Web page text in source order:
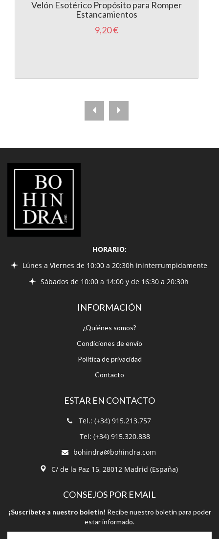
Velón Esotérico Propósito para Romper
Estancamientos
9,20 €
LIBRERÍA
BOHINDRA
HORARIO:
Lúnes a Viernes de 10:00 a 20:30h ininterrumpidamente
Sábados de 10:00 a 14:00 y de 16:30 a 20:30h
INFORMACIÓN
¿Quiénes somos?
Condiciones de envío
Política de privacidad
Contacto
ESTAR EN CONTACTO
Tel.: (+34) 915.213.757
Tel: (+34) 915.320.838
bohindra@bohindra.com
C/ de la Paz 15, 28012 Madrid (España)
CONSEJOS POR EMAIL
¡Suscríbete a nuestro boletín! Recibe nuestro boletín para poder
estar informado.